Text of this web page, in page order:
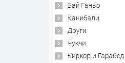
Бай Ганьо
Канибали
Други
Чукчи
Киркор и Гарабед